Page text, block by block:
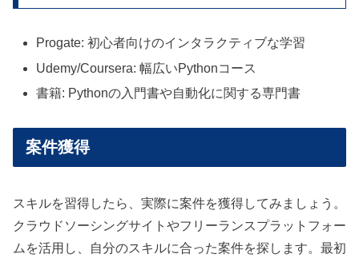
Progate: 初心者向けのインタラクティブな学習
Udemy/Coursera: 幅広いPythonコース
書籍: Pythonの入門書や自動化に関する専門書
案件獲得
スキルを習得したら、実際に案件を獲得してみましょう。
クラウドソーシングサイトやフリーランスプラットフォー
ムを活用し、自分のスキルに合った案件を探します。最初